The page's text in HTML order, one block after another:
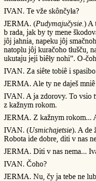
IVAN. Te vže skônčyła?
JERMA. (Pudymajučysie. ) A
b rada, jak by ty mene
jôj jahnia, napeku jôj
natoplu jôj kuračoho tłušču,
ukutaju jeji biêły nohi”. O-
IVAN. Za siête tobiê i
JERMA. Ale ty ne daješ mniê
IVAN. A ja zdorovy. To vsio
z kažnym rokom.
JERMA. Z kažnym rokom...
IVAN. (Usmichajetsie). A de
Robota ide dobre, diti v nas
JERMA. Diti v nas nema...
IVAN. Čoho?
JERMA. Nu, čy ja tebe ne